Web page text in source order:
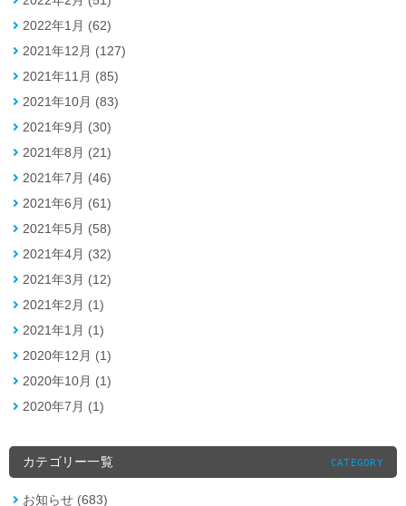
2022年1月 (62)
2021年12月 (127)
2021年11月 (85)
2021年10月 (83)
2021年9月 (30)
2021年8月 (21)
2021年7月 (46)
2021年6月 (61)
2021年5月 (58)
2021年4月 (32)
2021年3月 (12)
2021年2月 (1)
2021年1月 (1)
2020年12月 (1)
2020年10月 (1)
2020年7月 (1)
カテゴリー一覧 CATEGORY
お知らせ (683)